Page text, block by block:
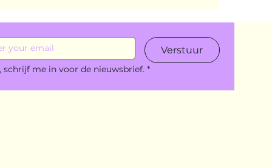
Verstuur
schrijf me in voor de nieuwsbrief. *